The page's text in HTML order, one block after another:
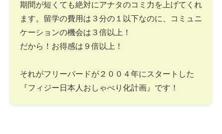
期間が短くても絶対にアナタのコミ力を上げてくれ
ます。留学の費用は３分の１以下なのに、コミュニ
ケーションの機会は３倍以上！
だから！お得感は９倍以上！
それがフリーバードが２００４年にスタートした
『フィジー日本人おしゃべり化計画』です！